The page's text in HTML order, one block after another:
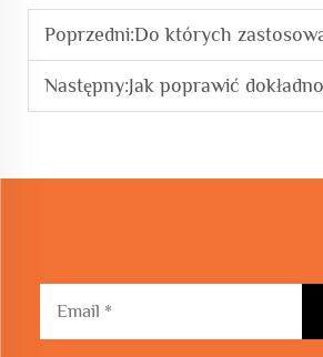
Poprzedni:Do których zastosowań potrzebna jest
Następny:Jak poprawić dokładność cięcia za pomocą